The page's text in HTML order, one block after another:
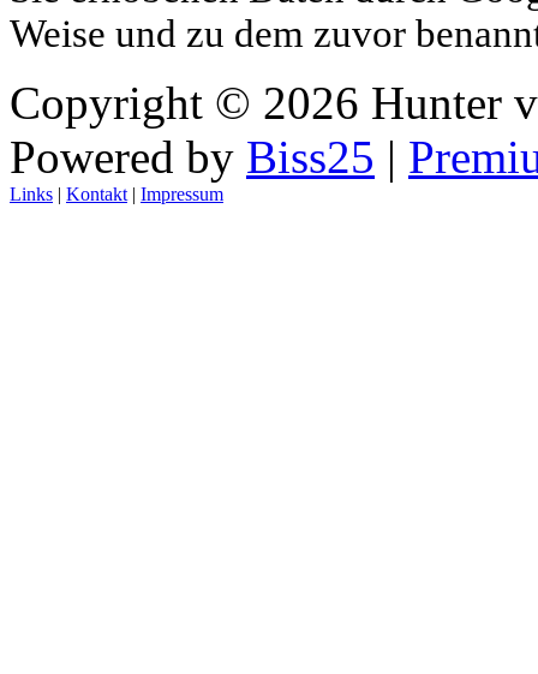
Weise und zu dem zuvor
Copyright © 2026 Hunter
Powered by Biss25 |
Links | Kontakt | Impressum